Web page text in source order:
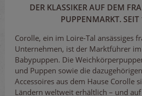
DER KLASSIKER AUF DEM
PUPPENMARKT. SEIT
Corolle, ein im Loire-Tal ansässiges
Unternehmen, ist der Marktführer
Babypuppen. Die
und Puppen sowie die
Accessoires aus dem Hause Corolle
Ländern weltweit erhältlich – und